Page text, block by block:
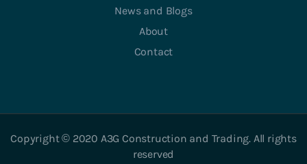
News and Blogs
About
Contact
Copyright © 2020 A3G Construction and Trading. All rights
reserved